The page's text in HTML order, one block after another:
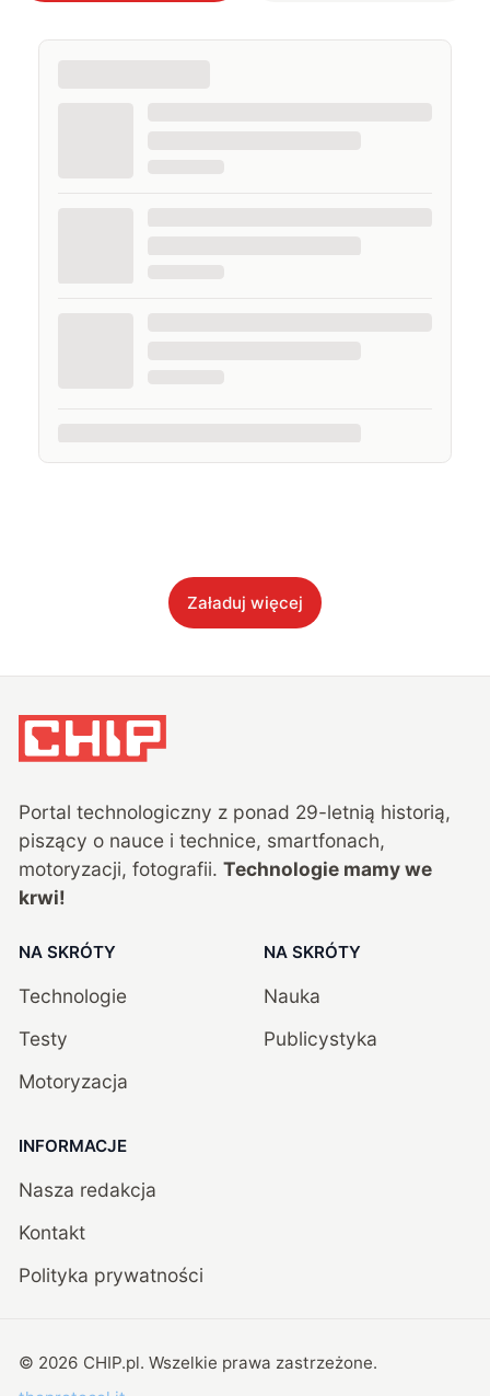
Załaduj więcej
Portal technologiczny z ponad 29-letnią historią,
piszący o nauce i technice, smartfonach,
motoryzacji, fotografii. Technologie mamy we
krwi!
NA SKRÓTY
Technologie
Testy
Motoryzacja
NA SKRÓTY
Nauka
Publicystyka
INFORMACJE
Nasza redakcja
Kontakt
Polityka prywatności
© 2026 CHIP.pl. Wszelkie prawa zastrzeżone.